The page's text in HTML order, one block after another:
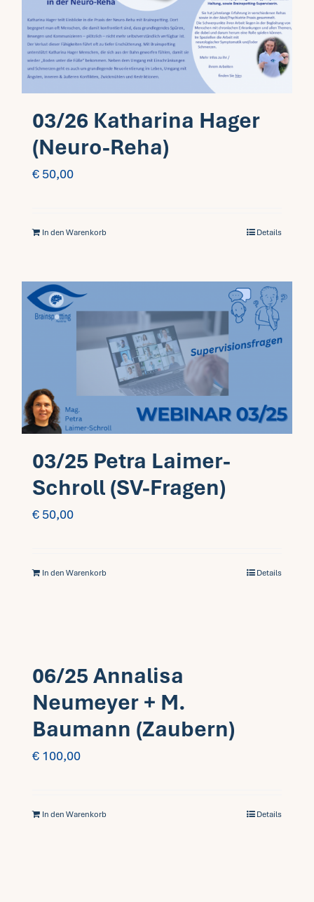
Fragen FAQ
Kontakt
Mein Account
03/26 Katharina Hager
(Neuro-Reha)
€ 50,00
In den Warenkorb Details
03/25 Petra Laimer-
Schroll (SV-Fragen)
€ 50,00
In den Warenkorb Details
06/25 Annalisa
Neumeyer + M.
Baumann (Zaubern)
€ 100,00
In den Warenkorb Details